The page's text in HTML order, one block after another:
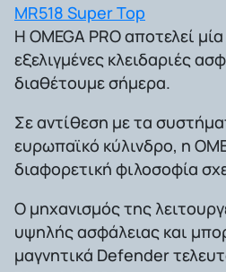
MR518 Super Top
Η OMEGA PRO αποτελεί
εξελιγμένες κλειδαριές
διαθέτουμε σήμερα.
Σε αντίθεση με τα
ευρωπαϊκό κύλινδρο, η
διαφορετική φιλοσοφία
Ο μηχανισμός της
υψηλής ασφάλειας και
μαγνητικά Defender